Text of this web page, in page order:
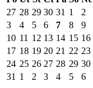
27 28 29 30 31 1
2
3
4 5 6 7 8
9
10 11 12 13 14 15 16
17 18 19 20 21 22 23
24 25 26 27 28 29 30
31 1 2 3 4 5 6